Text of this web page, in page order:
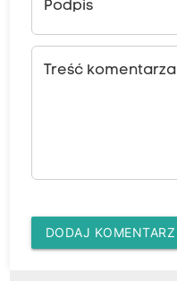
Podpis
Treść komentarza
DODAJ KOMENTARZ